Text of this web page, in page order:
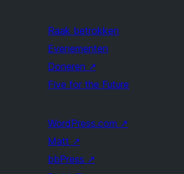
Raak betrokken
Evenementen
Doneren ↗
Five for the Future
WordPress.com ↗
Matt ↗
bbPress ↗